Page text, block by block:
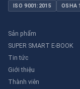
ISO 9001:2015 OSHA
Sản phẩm
SUPER SMART E-BOOK
Tin tức
Giới thiệu
Thành viên